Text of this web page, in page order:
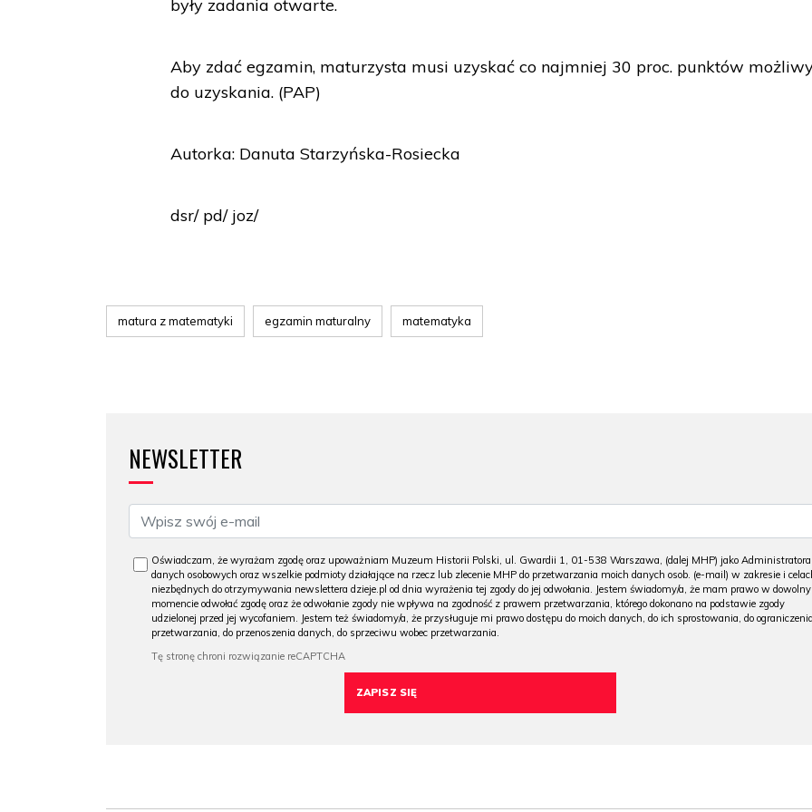
były zadania otwarte.
Aby zdać egzamin, maturzysta musi uzyskać co najmniej 30 proc. punktów
do uzyskania. (PAP)
Autorka: Danuta Starzyńska-Rosiecka
dsr/ pd/ joz/
matura z matematyki egzamin maturalny matematyka
NEWSLETTER
Oświadczam, że wyrażam zgodę oraz upoważniam Muzeum Historii Polski, ul. Gwardii 1, 01-538 Warszawa, (dalej MHP) jako Administratora
danych osobowych oraz wszelkie podmioty działające na rzecz lub zlecenie MHP do przetwarzania moich danych osob. (e-mail) w zakresie i
niezbędnych do otrzymywania newslettera dzieje.pl od dnia wyrażenia tej zgody do jej odwołania. Jestem świadomy/a, że mam prawo w
momencie odwołać zgodę oraz że odwołanie zgody nie wpływa na zgodność z prawem przetwarzania, którego dokonano na podstawie zgody
udzielonej przed jej wycofaniem. Jestem też świadomy/a, że przysługuje mi prawo dostępu do moich danych, do ich sprostowania, do
przetwarzania, do przenoszenia danych, do sprzeciwu wobec przetwarzania.